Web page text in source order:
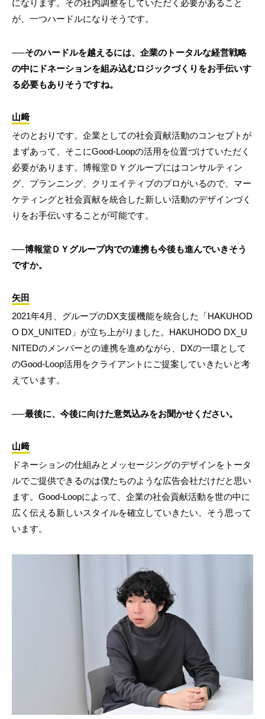
になります。その社内調整をしていただく必要があること
が、一つハードルになりそうです。
──そのハードルを越えるには、企業のトータルな経営戦略
の中にドネーションを組み込むロジックづくりをお手伝いす
る必要もありそうですね。
山﨑
そのとおりです。企業としての社会貢献活動のコンセプトが
まずあって、そこにGood-Loopの活用を位置づけていただく
必要があります。博報堂ＤＹグループにはコンサルティン
グ、プランニング、クリエイティブのプロがいるので、マー
ケティングと社会貢献を統合した新しい活動のデザインづく
りをお手伝いすることが可能です。
──博報堂ＤＹグループ内での連携も今後も進んでいきそう
ですか。
矢田
2021年4月、グループのDX支援機能を統合した「HAKUHOD
O DX_UNITED」が立ち上がりました。HAKUHODO DX_U
NITEDのメンバーとの連携を進めながら、DXの一環として
のGood-Loop活用をクライアントにご提案していきたいと考
えています。
──最後に、今後に向けた意気込みをお聞かせください。
山﨑
ドネーションの仕組みとメッセージングのデザインをトータ
ルでご提供できるのは僕たちのような広告会社だけだと思い
ます。Good-Loopによって、企業の社会貢献活動を世の中に
広く伝える新しいスタイルを確立していきたい。そう思って
います。